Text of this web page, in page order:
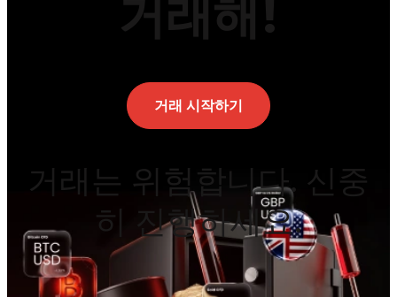
거래해!
거래 시작하기
거래는 위험합니다. 신중
히 진행하세요.